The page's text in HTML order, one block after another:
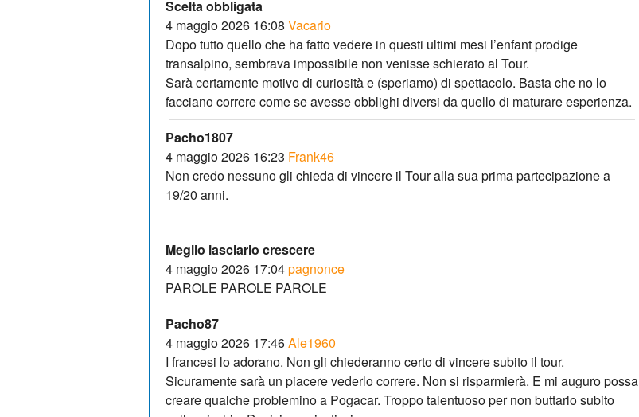
Scelta obbligata
4 maggio 2026 16:08 Vacario
Dopo tutto quello che ha fatto vedere in questi ultimi mesi l’enfant prodige
transalpino, sembrava impossibile non venisse schierato al Tour.
Sarà certamente motivo di curiosità e (speriamo) di spettacolo. Basta che no lo
facciano correre come se avesse obblighi diversi da quello di maturare esperienza.
Pacho1807
4 maggio 2026 16:23 Frank46
Non credo nessuno gli chieda di vincere il Tour alla sua prima partecipazione a
19/20 anni.
Meglio lasciarlo crescere
4 maggio 2026 17:04pagnonce
PAROLE PAROLE PAROLE
Pacho87
4 maggio 2026 17:46Ale1960
I francesi lo adorano. Non gli chiederanno certo di vincere subito il tour.
Sicuramente sarà un piacere vederlo correre. Non si risparmierà. E mi auguro possa
creare qualche problemino a Pogacar. Troppo talentuoso per non buttarlo subito